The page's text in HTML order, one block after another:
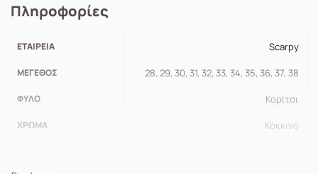
Πληροφορίες
ΕΤΑΙΡΕΊΑ Scarpy
ΜΈΓΕΘΟΣ 28, 29, 30, 31, 32, 33, 34, 35, 36, 37, 38
ΦΎΛΟ Κορίτσι
ΧΡΏΜΑ Κόκκινο